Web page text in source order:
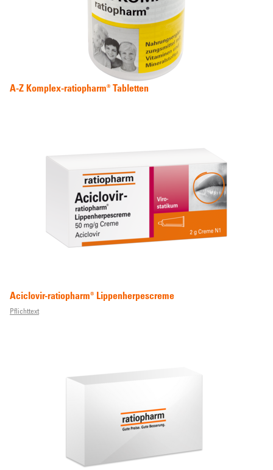
A-Z Komplex-ratiopharm® Tabletten
Aciclovir-ratiopharm® Lippenherpescreme
Pflichttext